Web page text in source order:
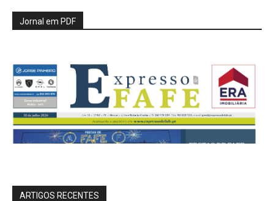
Jornal em PDF
ARTIGOS RECENTES